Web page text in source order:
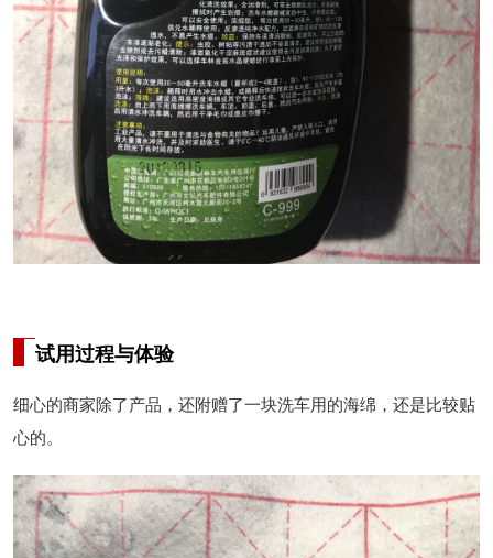
试用过程与体验
细心的商家除了产品，还附赠了一块洗车用的海绵，还是比较贴
心的。